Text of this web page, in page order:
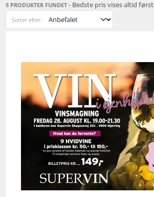
5 PRODUKTER FUNDET - Bedste pris vises altid først
Sorter efter: